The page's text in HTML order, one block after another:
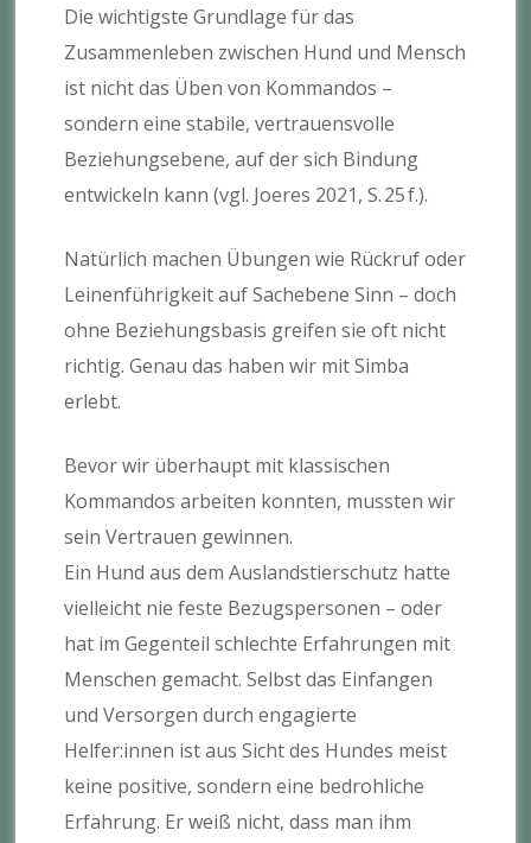
Die wichtigste Grundlage für das
Zusammenleben zwischen Hund und Mensch
ist nicht das Üben von Kommandos –
sondern eine stabile, vertrauensvolle
Beziehungsebene, auf der sich Bindung
entwickeln kann (vgl. Joeres 2021, S. 25 f.).
Natürlich machen Übungen wie Rückruf oder
Leinenführigkeit auf Sachebene Sinn – doch
ohne Beziehungsbasis greifen sie oft nicht
richtig. Genau das haben wir mit Simba
erlebt.
Bevor wir überhaupt mit klassischen
Kommandos arbeiten konnten, mussten wir
sein Vertrauen gewinnen.
Ein Hund aus dem Auslandstierschutz hatte
vielleicht nie feste Bezugspersonen – oder
hat im Gegenteil schlechte Erfahrungen mit
Menschen gemacht. Selbst das Einfangen
und Versorgen durch engagierte
Helfer:innen ist aus Sicht des Hundes meist
keine positive, sondern eine bedrohliche
Erfahrung. Er weiß nicht, dass man ihm